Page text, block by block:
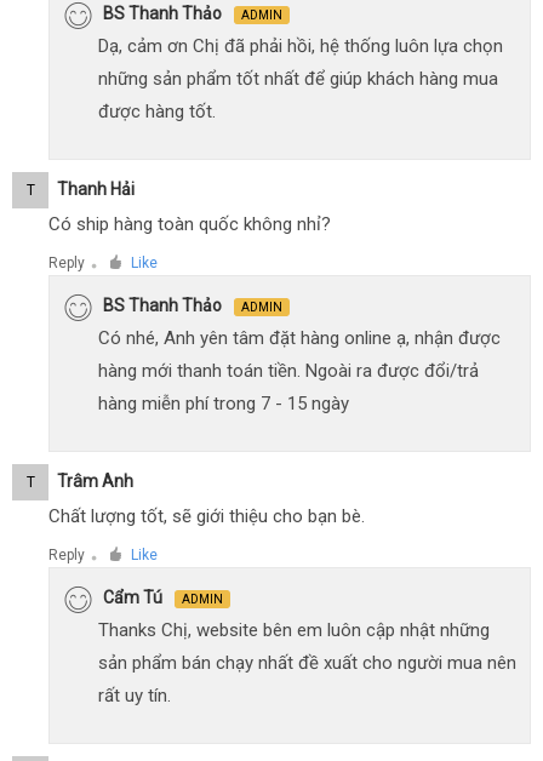
BS Thanh Thảo ADMIN
Dạ, cảm ơn Chị đã phải hồi, hệ thống luôn lựa chọn
những sản phẩm tốt nhất để giúp khách hàng mua
được hàng tốt.
T Thanh Hải
Có ship hàng toàn quốc không nhỉ?
Reply ● Like
BS Thanh Thảo ADMIN
Có nhé, Anh yên tâm đặt hàng online ạ, nhận được
hàng mới thanh toán tiền. Ngoài ra được đổi/trả
hàng miễn phí trong 7 - 15 ngày
T Trâm Anh
Chất lượng tốt, sẽ giới thiệu cho bạn bè.
Reply ● Like
Cẩm Tú ADMIN
Thanks Chị, website bên em luôn cập nhật những
sản phẩm bán chạy nhất đề xuất cho người mua nên
rất uy tín.